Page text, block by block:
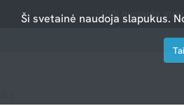
-10% nuolaida
Ši svetainė naudoja slapukus.